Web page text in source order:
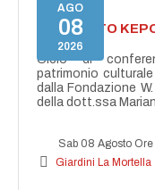
AGO
08
2026
PROGETTO
GRECO
Ciclo di
patrimonio
dalla Fondazione
della dott.ssa
Sab 08 Agosto
Giardini La Mortella